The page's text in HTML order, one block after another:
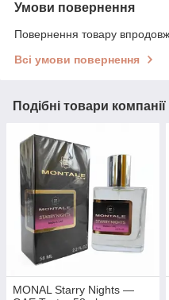
Умови повернення
Повернення товару
Всі умови повернення
Подібні товари компанії
MONAL Starry Nights —